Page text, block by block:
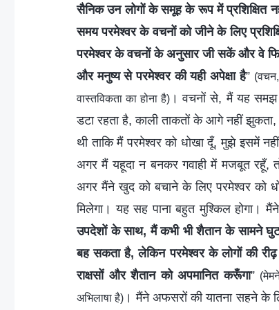
सैनिक उन लोगों के समूह के रूप में प्रशिक्षित
समय परमेश्वर के वचनों को जीने के लिए
परमेश्वर के वचनों के अनुसार जी सकें और वे
और मनुष्य से परमेश्वर की यही अपेक्षा है”
वास्तविकता का होना है) । वचनों से, मैं यह समझ
डटा रहता है, काली ताकतों के आगे नहीं
थी ताकि मैं परमेश्वर को धोखा दूँ, मुझे इसमें
अगर मैं यहूदा न बनकर गवाही में मजबूत रहूँ,
अगर मैंने खुद को बचाने के लिए परमेश्वर को
मिलेगा। यह सह पाना बहुत मुश्किल होगा।
उपदेशों के साथ, मैं कभी भी शैतान के सामने
बह सकता है, लेकिन परमेश्वर के लोगों की
राक्षसों और शैतान को अपमानित करूँगा”
अभिलाषा है) । मैंने अफसरों की यातना सहने